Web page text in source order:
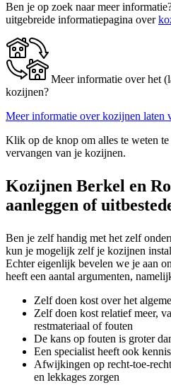
Ben je op zoek naar meer
uitgebreide informatiepagina over
Meer informatie over het
kozijnen?
Meer informatie over kozijnen laten
Klik op de knop om alles te weten
vervangen van je kozijnen.
Kozijnen Berkel en
aanleggen of
Ben je zelf handig met het zelf
kun je mogelijk zelf je kozijnen
Echter eigenlijk bevelen we je aan
heeft een aantal argumenten,
Zelf doen kost over het
Zelf doen kost relatief meer,
restmateriaal of fouten
De kans op fouten is groter
Een specialist heeft ook
Afwijkingen op recht-toe-
en lekkages zorgen